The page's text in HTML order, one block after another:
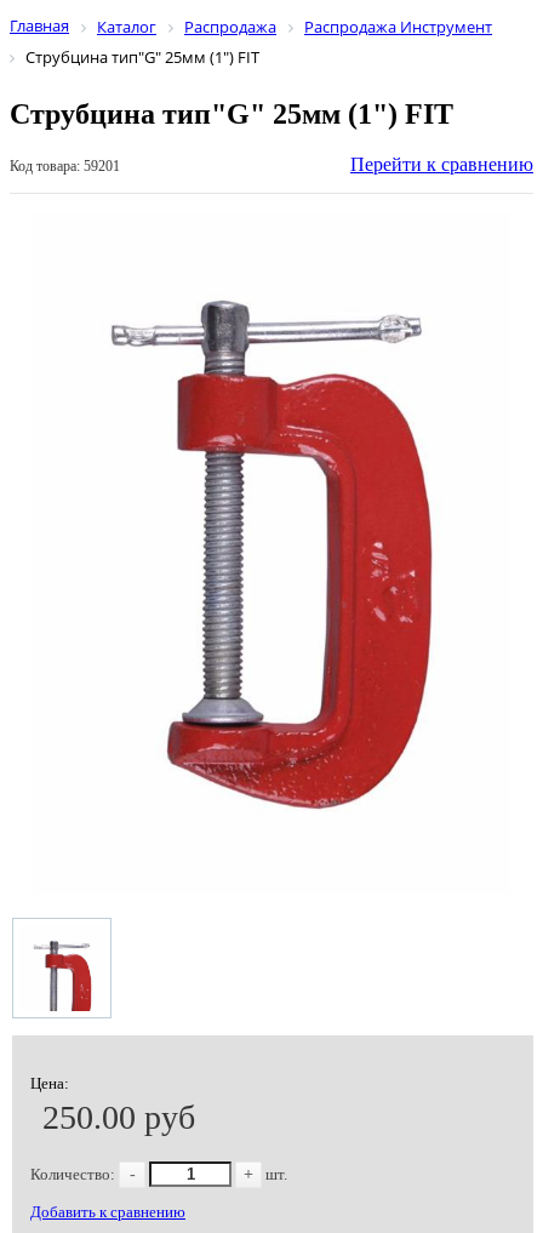
Главная Каталог Распродажа
Распродажа Инструмент
Струбцина тип"G" 25мм (1") FIT
Струбцина тип"G" 25мм (1") FIT
Код товара: 59201 Перейти к сравнению
Цена:
250.00 руб
Количество: - + шт.
Добавить к сравнению